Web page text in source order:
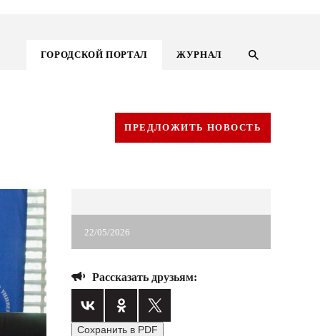
ГОРОДСКОЙ ПОРТАЛ ЖУРНАЛ
ГОРОДСКОЙ ПОРТАЛ
ПРЕДЛОЖИТЬ НОВОСТЬ
22/05/2026
Рассказать друзьям:
Сохранить в PDF